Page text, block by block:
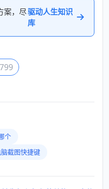
案，尽驱动人生知识
库
个
截图快捷键